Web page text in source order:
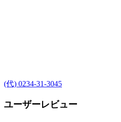
(代) 0234-31-3045
ユーザーレビュー